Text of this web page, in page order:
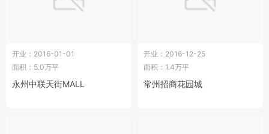
开业：2016-01-01
面积：5.0万平
永州中联天街MALL
开业：2016-12-25
面积：1.4万平
常州招商花园城